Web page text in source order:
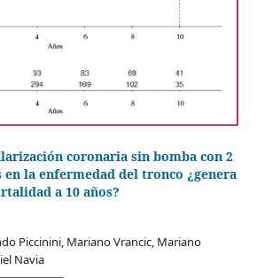
coronaria sin bomba con 2
la enfermedad del tronco ¿genera
a 10 años?
Piccinini, Mariano Vrancic, Mariano
Navia